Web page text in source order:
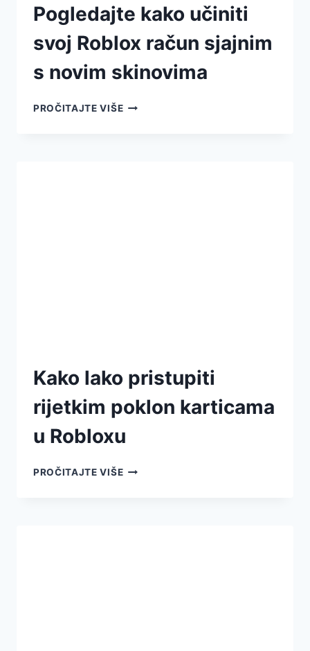
Pogledajte kako učiniti
svoj Roblox račun sjajnim
s novim skinovima
PROČITAJTE VIŠE
Kako lako pristupiti
rijetkim poklon karticama
u Robloxu
PROČITAJTE VIŠE